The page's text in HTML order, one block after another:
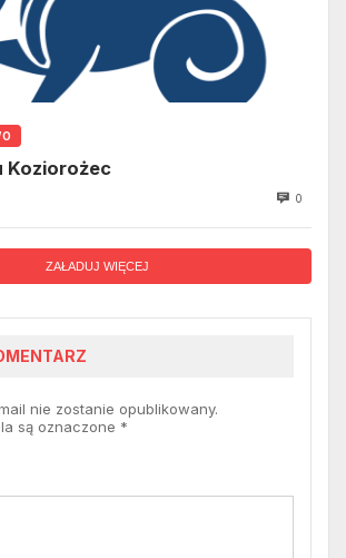
Koziorożec
0
ZAŁADUJ WIĘCEJ
nie zostanie opublikowany.
są oznaczone *